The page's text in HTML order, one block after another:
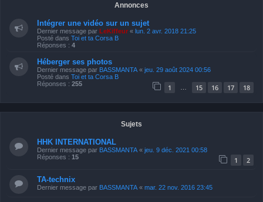
Annonces
Intégrer une vidéo sur un sujet
Dernier message par LeKiffeur « lun. 2 avr. 2018 21:25
Posté dans Toi et ta Corsa B
Réponses : 4
Héberger ses photos
Dernier message par BASSMANTA « jeu. 29 août 2024 00:56
Posté dans Toi et ta Corsa B
Réponses : 255 1 15 16 17 18
Sujets
HHK INTERNATIONAL
Dernier message par BASSMANTA « jeu. 9 déc. 2021 00:58
Réponses : 15 1 2
TA-technix
Dernier message par BASSMANTA « mar. 22 nov. 2016 23:45